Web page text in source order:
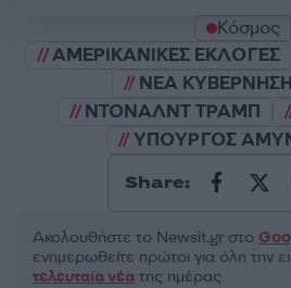
Κόσμος
ΑΜΕΡΙΚΑΝΙΚΕΣ ΕΚΛΟΓΕΣ
ΝΕΑ
ΝΤΟΝΑΛΝΤ ΤΡΑΜΠ
ΥΠΟΥΡΓΟΣ
Share:
Ακολουθήστε το Νewsit.gr στο
ενημερωθείτε πρώτοι για όλη την
τελευταία νέα της ημέρας